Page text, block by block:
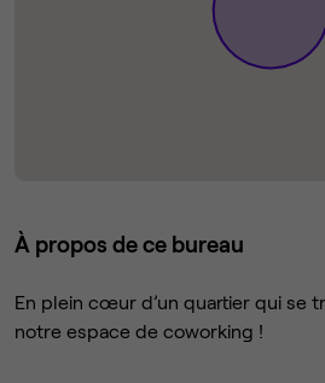
À propos de ce bureau
En plein cœur d’un quartier qui se
notre espace de coworking !